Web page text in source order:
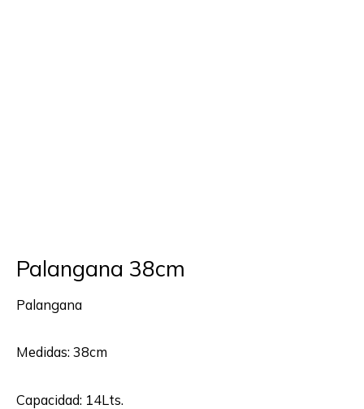
Palangana 38cm
Palangana
Medidas: 38cm
Capacidad: 14Lts.